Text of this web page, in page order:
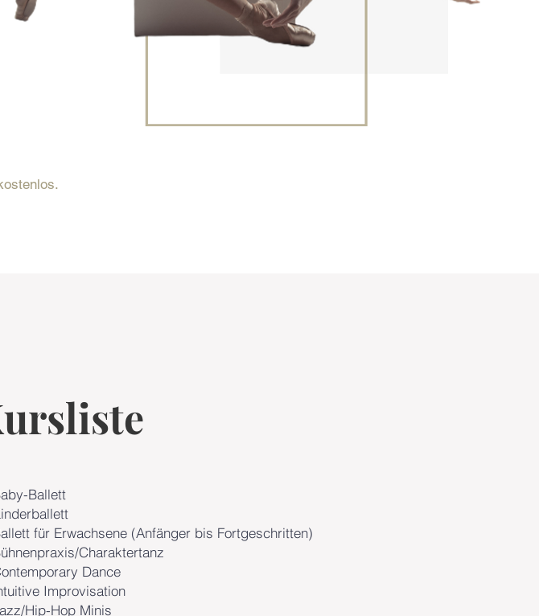
Ballett
für Erwachsene (Anfänger bis Fortgeschritten)
Charaktertanz
Dance
Improvisation
Hip-Hop Minis